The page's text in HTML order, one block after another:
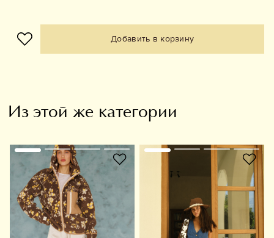
Добавить в корзину
Из этой же категории